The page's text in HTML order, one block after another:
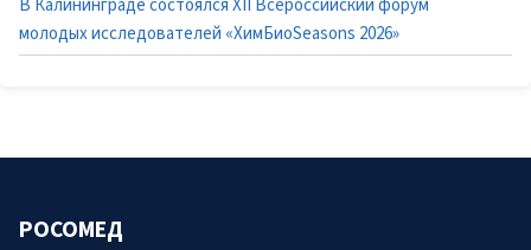
В Калининграде состоялся XII Всероссийский форум
молодых исследователей «ХимБиоSeasons 2026»
РОСОМЕД